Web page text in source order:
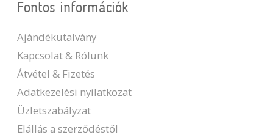
Fontos információk
Ajándékutalvány
Kapcsolat & Rólunk
Átvétel & Fizetés
Adatkezelési nyilatkozat
Üzletszabályzat
Elállás a szerződéstől